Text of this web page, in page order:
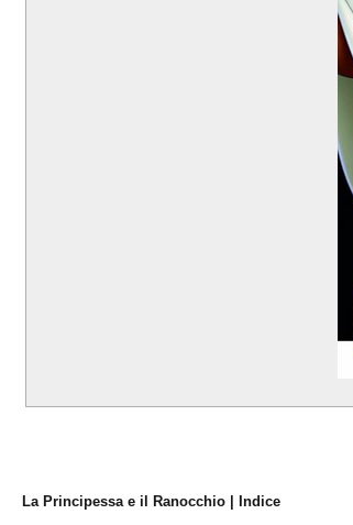
La Principessa e il Ranocchio | Indice